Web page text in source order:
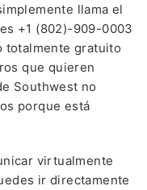
llama el
+1 (802)-909-0003
totalmente gratuito
que quieren
Southwest no
porque está
virtualmente
ir directamente